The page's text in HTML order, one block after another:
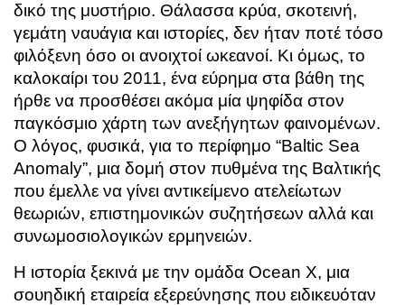
δικό της μυστήριο. Θάλασσα κρύα, σκοτεινή,
γεμάτη ναυάγια και ιστορίες, δεν ήταν ποτέ τόσο
φιλόξενη όσο οι ανοιχτοί ωκεανοί. Κι όμως, το
καλοκαίρι του 2011, ένα εύρημα στα βάθη της
ήρθε να προσθέσει ακόμα μία ψηφίδα στον
παγκόσμιο χάρτη των ανεξήγητων φαινομένων.
Ο λόγος, φυσικά, για το περίφημο “Baltic Sea
Anomaly”, μια δομή στον πυθμένα της Βαλτικής
που έμελλε να γίνει αντικείμενο ατελείωτων
θεωριών, επιστημονικών συζητήσεων αλλά και
συνωμοσιολογικών ερμηνειών.
Η ιστορία ξεκινά με την ομάδα Ocean X, μια
σουηδική εταιρεία εξερεύνησης που ειδικευόταν